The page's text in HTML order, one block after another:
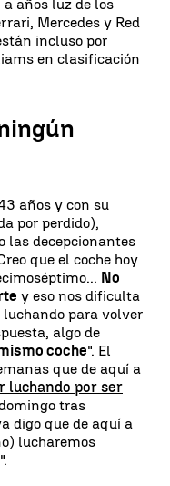
años luz de los
Mercedes y Red
incluso por
en clasificación
años y con su
por perdido),
las decepcionantes
que el coche hoy
No
y eso nos dificulta
luchando para volver
algo de
coche". El
que de aquí a
luchando por ser
tras
digo que de aquí a
lucharemos